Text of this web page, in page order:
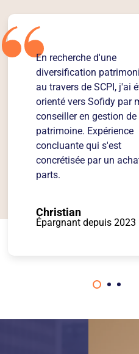
En recherche d'une
diversification
au travers de SCPI, j'ai
orienté vers Sofidy par
conseiller en gestion de
patrimoine. Expérience
concluante qui s'est
concrétisée par un
parts.
Christian
Épargnant depuis 2023